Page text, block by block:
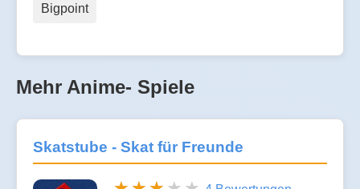
Bigpoint
Mehr Anime- Spiele
Skatstube - Skat für Freunde